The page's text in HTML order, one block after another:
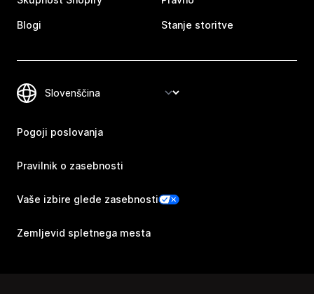
Blogi Stanje storitve
Pogoji poslovanja
Pravilnik o zasebnosti
Vaše izbire glede zasebnosti
Zemljevid spletnega mesta